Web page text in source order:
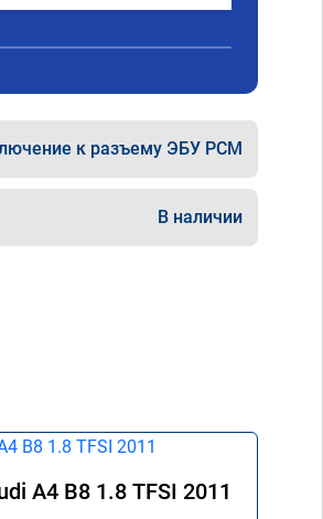
к разъему ЭБУ PCM
В наличии
A4 B8 1.8 TFSI 2011